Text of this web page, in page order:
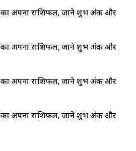
अपना राशिफल, जाने शुभ अंक और
अपना राशिफल, जाने शुभ अंक और
अपना राशिफल, जाने शुभ अंक और
अपना राशिफल, जाने शुभ अंक और